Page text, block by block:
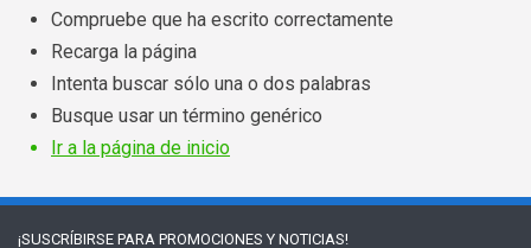
Compruebe que ha escrito correctamente
Recarga la página
Intenta buscar sólo una o dos palabras
Busque usar un término genérico
Ir a la página de inicio
¡SUSCRÍBIRSE PARA PROMOCIONES Y NOTICIAS!